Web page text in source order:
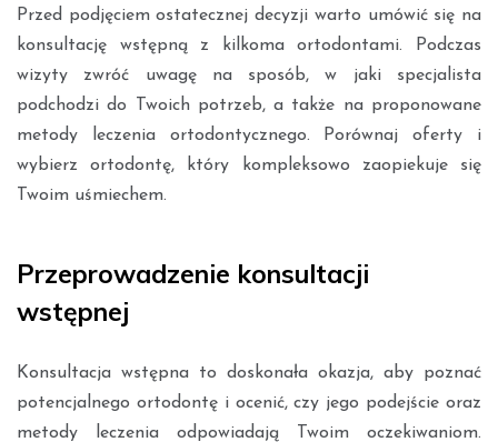
Przed podjęciem ostatecznej decyzji warto umówić się na
konsultację wstępną z kilkoma ortodontami. Podczas
wizyty zwróć uwagę na sposób, w jaki specjalista
podchodzi do Twoich potrzeb, a także na proponowane
metody leczenia ortodontycznego. Porównaj oferty i
wybierz ortodontę, który kompleksowo zaopiekuje się
Twoim uśmiechem.
Przeprowadzenie konsultacji
wstępnej
Konsultacja wstępna to doskonała okazja, aby poznać
potencjalnego ortodontę i ocenić, czy jego podejście oraz
metody leczenia odpowiadają Twoim oczekiwaniom.